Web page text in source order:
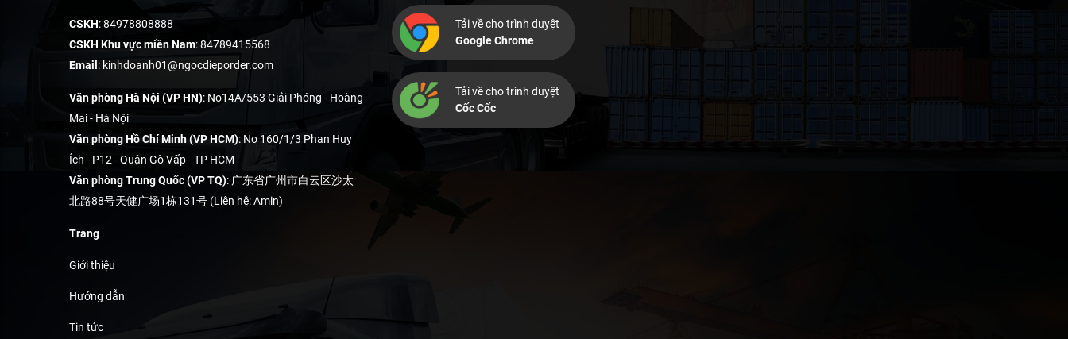
CSKH: 84978808888
CSKH Khu vực miền Nam: 84789415568
Email: kinhdoanh01@ngocdieporder.com
Văn phòng Hà Nội (VP HN): No14A/553 Giải Phóng - Hoàng
Mai - Hà Nội
Văn phòng Hồ Chí Minh (VP HCM): No 160/1/3 Phan Huy
Ích - P12 - Quận Gò Vấp - TP HCM
Văn phòng Trung Quốc (VP TQ): 广东省广州市白云区沙太
北路88号天健广场1栋131号 (Liên hệ: Amin)
Trang
Giới thiệu
Hướng dẫn
Tin tức
Tải về cho trình duyệt
Google Chrome
Tải về cho trình duyệt
Cốc Cốc